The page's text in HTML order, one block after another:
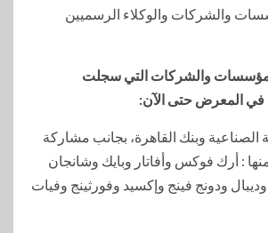
والشركات والوكلاء الرسميين
والشركات التي سجلت
في المعرض حتى الآن:
الصناعية وبنك القاهرة، بجانب مشاركة
ومنها : أرك فوكس وأفاتار وبايك وشانجان
ودونج فينج وإكسيد وفورثينج وفيات